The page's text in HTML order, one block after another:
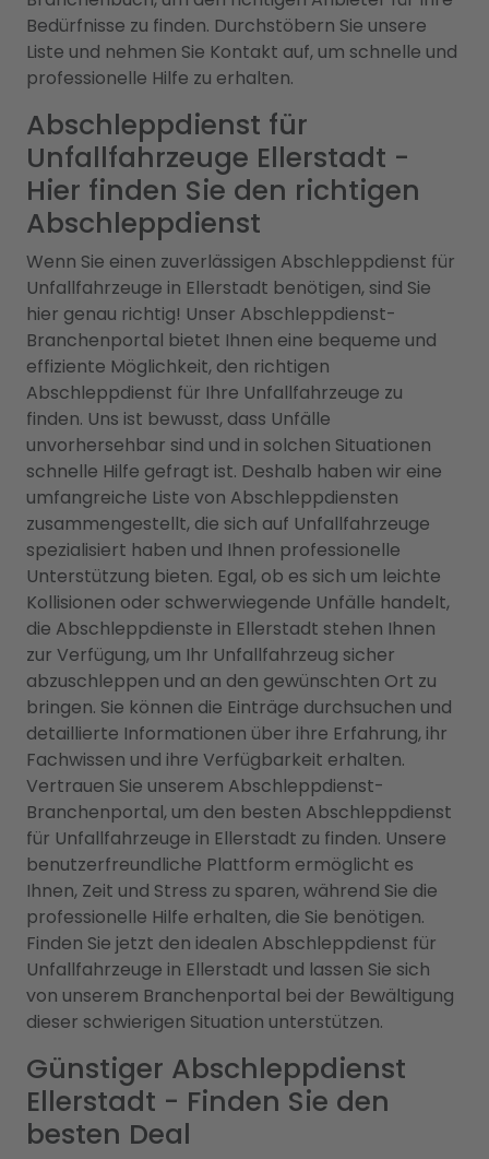
Bedürfnisse zu finden. Durchstöbern Sie unsere
Liste und nehmen Sie Kontakt auf, um schnelle und
professionelle Hilfe zu erhalten.
Abschleppdienst für
Unfallfahrzeuge Ellerstadt -
Hier finden Sie den richtigen
Abschleppdienst
Wenn Sie einen zuverlässigen Abschleppdienst für
Unfallfahrzeuge in Ellerstadt benötigen, sind Sie
hier genau richtig! Unser Abschleppdienst-
Branchenportal bietet Ihnen eine bequeme und
effiziente Möglichkeit, den richtigen
Abschleppdienst für Ihre Unfallfahrzeuge zu
finden. Uns ist bewusst, dass Unfälle
unvorhersehbar sind und in solchen Situationen
schnelle Hilfe gefragt ist. Deshalb haben wir eine
umfangreiche Liste von Abschleppdiensten
zusammengestellt, die sich auf Unfallfahrzeuge
spezialisiert haben und Ihnen professionelle
Unterstützung bieten. Egal, ob es sich um leichte
Kollisionen oder schwerwiegende Unfälle handelt,
die Abschleppdienste in Ellerstadt stehen Ihnen
zur Verfügung, um Ihr Unfallfahrzeug sicher
abzuschleppen und an den gewünschten Ort zu
bringen. Sie können die Einträge durchsuchen und
detaillierte Informationen über ihre Erfahrung, ihr
Fachwissen und ihre Verfügbarkeit erhalten.
Vertrauen Sie unserem Abschleppdienst-
Branchenportal, um den besten Abschleppdienst
für Unfallfahrzeuge in Ellerstadt zu finden. Unsere
benutzerfreundliche Plattform ermöglicht es
Ihnen, Zeit und Stress zu sparen, während Sie die
professionelle Hilfe erhalten, die Sie benötigen.
Finden Sie jetzt den idealen Abschleppdienst für
Unfallfahrzeuge in Ellerstadt und lassen Sie sich
von unserem Branchenportal bei der Bewältigung
dieser schwierigen Situation unterstützen.
Günstiger Abschleppdienst
Ellerstadt - Finden Sie den
besten Deal